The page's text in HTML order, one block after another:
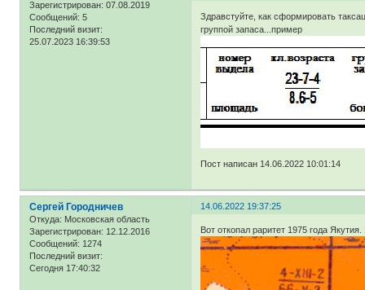
Зарегистрирован: 07.08.2019
Сообщений: 5
Последний визит:
25.07.2023 16:39:53
Здравстуйте, как сформировать
группой запаса...пример
Пост написан 14.06.2022 10:01:14
14.06.2022 19:37:25
Сергей Городничев
Откуда: Московская область
Зарегистрирован: 12.12.2016
Сообщений: 1274
Последний визит:
Сегодня 17:40:32
Вот откопал раритет 1975 года